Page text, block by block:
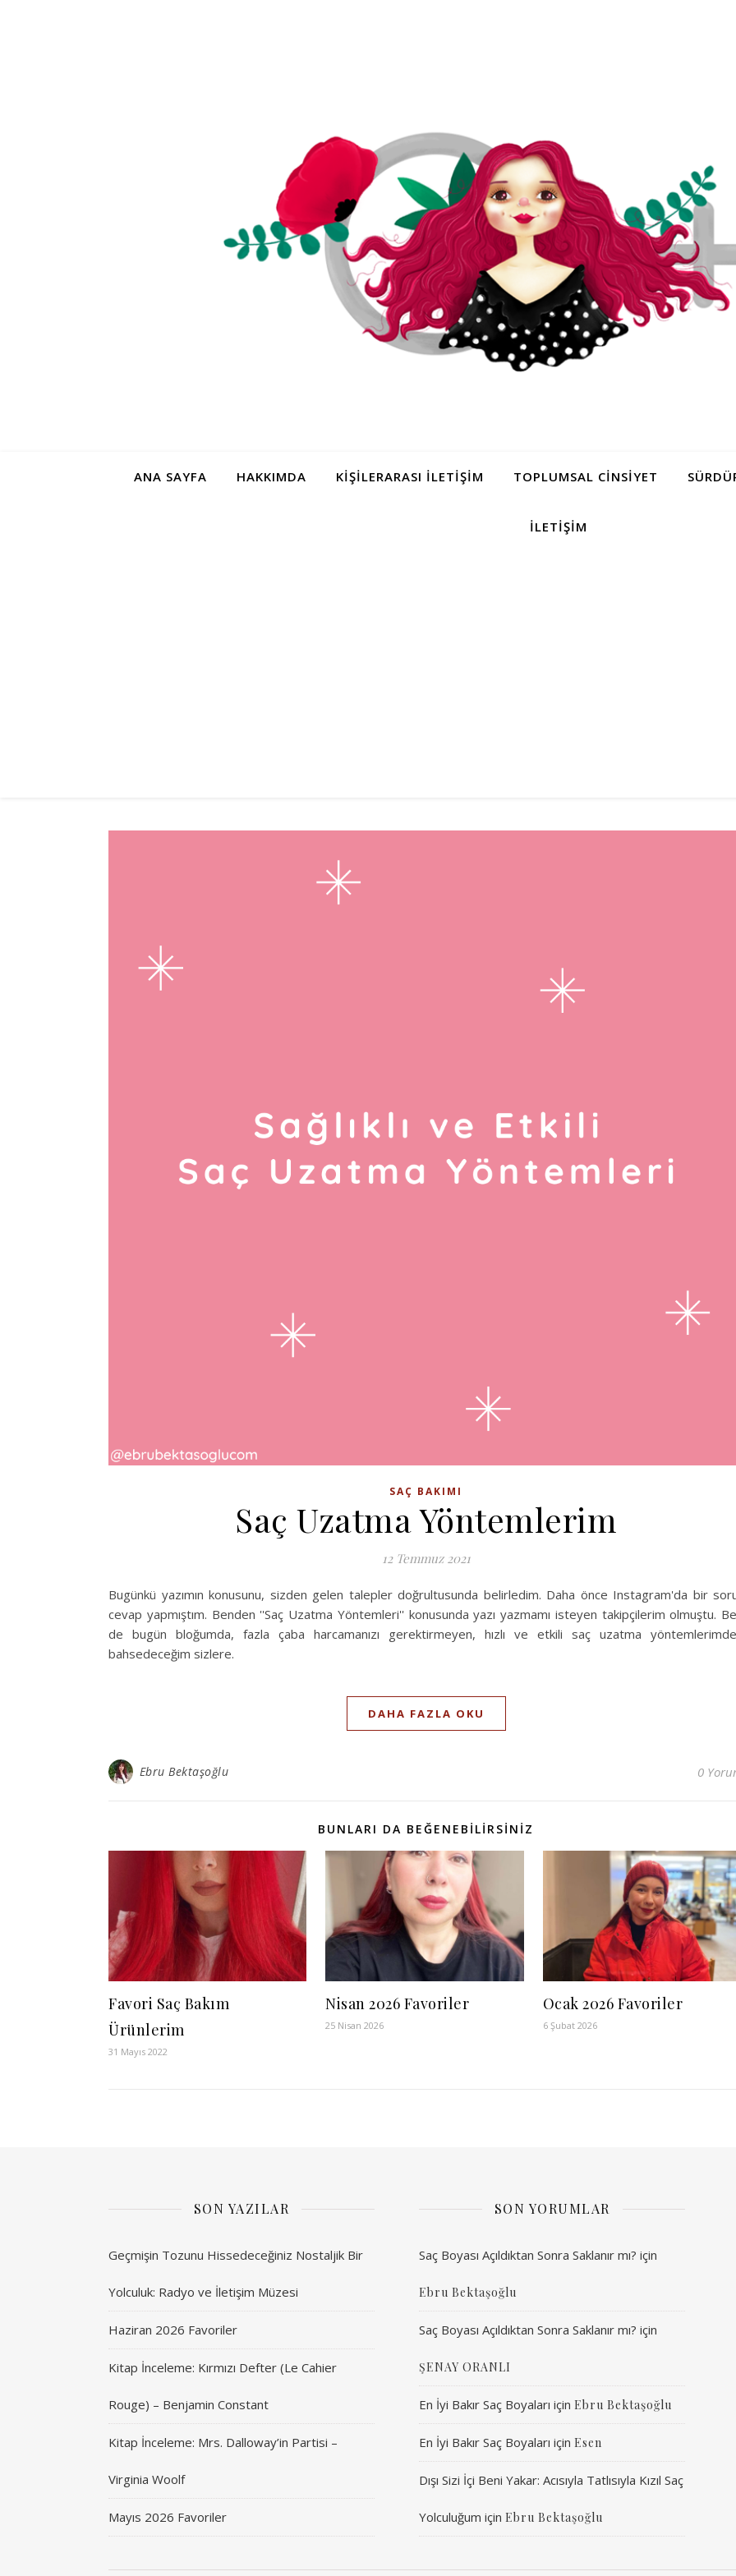
ANA SAYFA HAKKIMDA KIŞILERARASI İLETIŞIM TOPLUMSAL CINSIYET
İLETIŞIM
SAÇ BAKIMI
Saç Uzatma Yöntemlerim
12 Temmuz 2021
Bugünkü yazımın konusunu, sizden gelen talepler doğrultusunda belirledim. Daha önce Instagram'da bir
cevap yapmıştım. Benden ''Saç Uzatma Yöntemleri'' konusunda yazı yazmamı isteyen takipçilerim olmuştu.
de bugün bloğumda, fazla çaba harcamanızı gerektirmeyen, hızlı ve etkili saç uzatma
bahsedeceğim sizlere.
DAHA FAZLA OKU
Ebru Bektaşoğlu 0
BUNLARI DA BEĞENEBILIRSINIZ
Favori Saç Bakım
Ürünlerim
31 Mayıs 2022
Nisan 2026 Favoriler
25 Nisan 2026
Ocak 2026 Favoriler
6 Şubat 2026
SON YAZILAR
Geçmişin Tozunu Hissedeceğiniz Nostaljik Bir
Yolculuk: Radyo ve İletişim Müzesi
Haziran 2026 Favoriler
Kitap İnceleme: Kırmızı Defter (Le Cahier
Rouge) – Benjamin Constant
Kitap İnceleme: Mrs. Dalloway’in Partisi –
Virginia Woolf
Mayıs 2026 Favoriler
SON YORUMLAR
Saç Boyası Açıldıktan Sonra Saklanır mı? için
Ebru Bektaşoğlu
Saç Boyası Açıldıktan Sonra Saklanır mı? için
ŞENAY ORANLI
En İyi Bakır Saç Boyaları için Ebru Bektaşoğlu
En İyi Bakır Saç Boyaları için Esen
Dışı Sizi İçi Beni Yakar: Acısıyla Tatlısıyla Kızıl Saç
Yolculuğum için Ebru Bektaşoğlu